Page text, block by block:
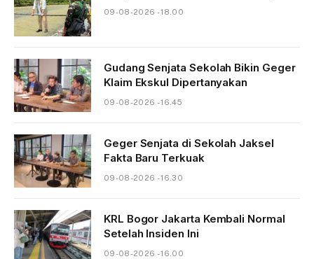
09-08-2026 - 18.00
Gudang Senjata Sekolah Bikin Geger
Klaim Ekskul Dipertanyakan
09-08-2026 - 16.45
Geger Senjata di Sekolah Jaksel
Fakta Baru Terkuak
09-08-2026 - 16.30
KRL Bogor Jakarta Kembali Normal
Setelah Insiden Ini
09-08-2026 - 16.00